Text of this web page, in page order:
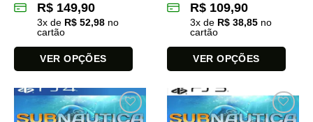
R$ 149,90
3x de R$ 52,98 no
cartão
VER OPÇÕES
produto
R$ 109,90
3x de R$ 38,85 no
cartão
VER OPÇÕES
produto
tem